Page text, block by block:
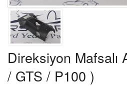
Direksiyon Mafsalı
/ GTS / P100 )